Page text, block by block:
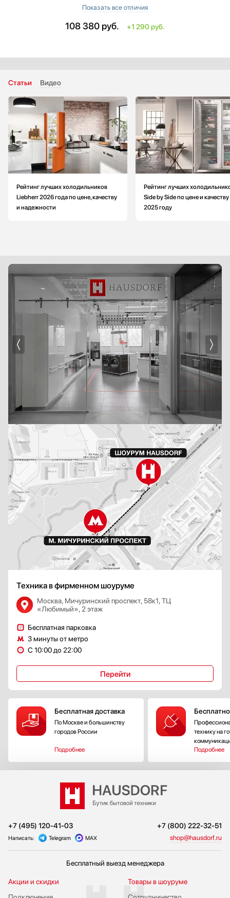
‐ Ящик на телескопических направляющих
‐ Внутреннее освещение зоны свежести
(DrySafe)
Высота: меньше на 98 см
Ширина: меньше на 4.1 см
Глубина: меньше на 8.4 см
Индикация открытой двери: световая и звуковая
Цвет: под навес вашего фасада
108 380 руб. +1 290 руб.
Статьи Видео
Рейтинг лучших холодильников
Liebherr 2026 года по цене, качеству
и надежности
Рейтинг лучших
Side by Side по цене и качеству
2025 году
Техника в фирменном шоуруме
Москва, Мичуринский проспект, 58к1, ТЦ
«Любимый», 2 этаж
Бесплатная парковка
3 минуты от метро
С 10:00 до 22:00
Перейти
Бесплатная доставка
По Москве и большинству
городов России
Подробнее
технику на
Подробнее
+7 (495) 120-41-03 +7 (800) 222-32-51
Написать: Telegram MAX shop@hausdorf.ru
Бесплатный выезд менеджера
Акции и скидки
Товары в шоуруме